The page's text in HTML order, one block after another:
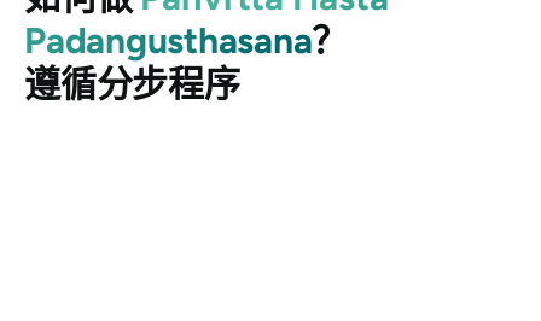
Padangusthasana？
遵循分步程序